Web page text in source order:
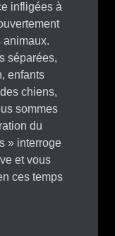
infligées à
animaux.
séparées,
enfants
chiens,
sommes
du
» interroge
et vous
ces temps